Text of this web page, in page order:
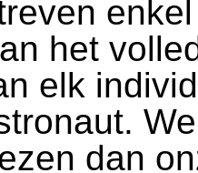
het
elk
dan